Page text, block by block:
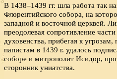
В 1438–1439 гг. шла работа так
Флорентийского собора, на
западной и восточной церквей.
преодолевая сопротивление
духовенства, прибегая к
папистам в 1439 г. удалось
соборе и митрополит Исидор,
сторонник униатства.